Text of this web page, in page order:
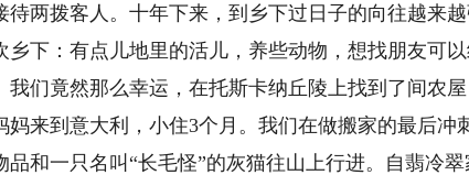
待两拨客人。十年下来，到乡下过日子的向往越来
乡下：有点儿地里的活儿，养些动物，想找朋友可
们竟然那么幸运，在托斯卡纳丘陵上找到了间农屋
来到意大利，小住3个月。我们在做搬家的最后冲
和一只名叫“长毛怪”的灰猫往山上行进。自翡冷翠